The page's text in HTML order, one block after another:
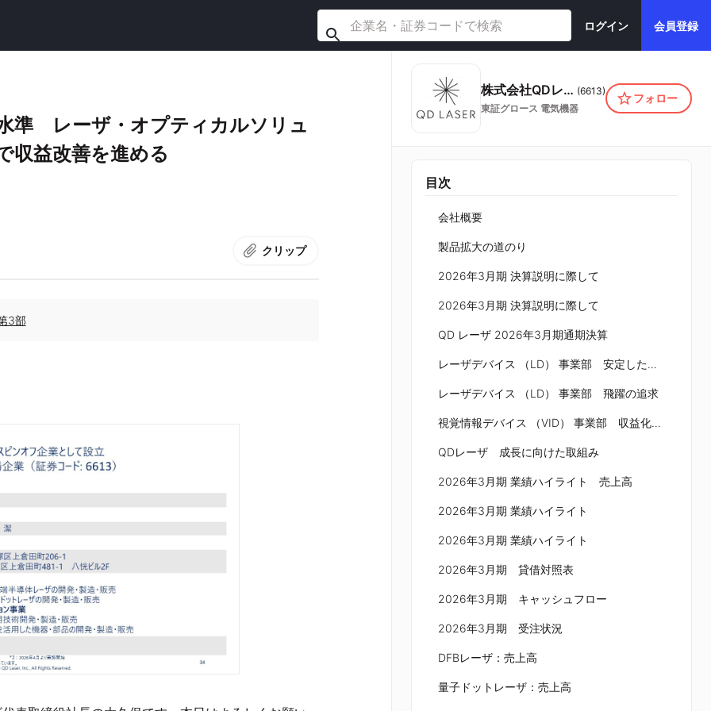
ログイン 会員登録
準 レーザ・オプティカルソリュ
収益改善を進める
クリップ
3部
株式会社QDレーザ (6613)
東証グロース 電気機器
フォロー
目次
会社概要
製品拡大の道のり
2026年3月期 決算説明に際して
2026年3月期 決算説明に際して
QD レーザ 2026年3月期通期決算
レーザデバイス （LD） 事業部 安定した経営基盤の構築
レーザデバイス （LD） 事業部 飛躍の追求
視覚情報デバイス （VID） 事業部 収益化に向けた事業構造転換
QDレーザ 成長に向けた取組み
2026年3月期 業績ハイライト 売上高
2026年3月期 業績ハイライト
2026年3月期 業績ハイライト
2026年3月期 貸借対照表
2026年3月期 キャッシュフロー
2026年3月期 受注状況
DFBレーザ：売上高
量子ドットレーザ：売上高